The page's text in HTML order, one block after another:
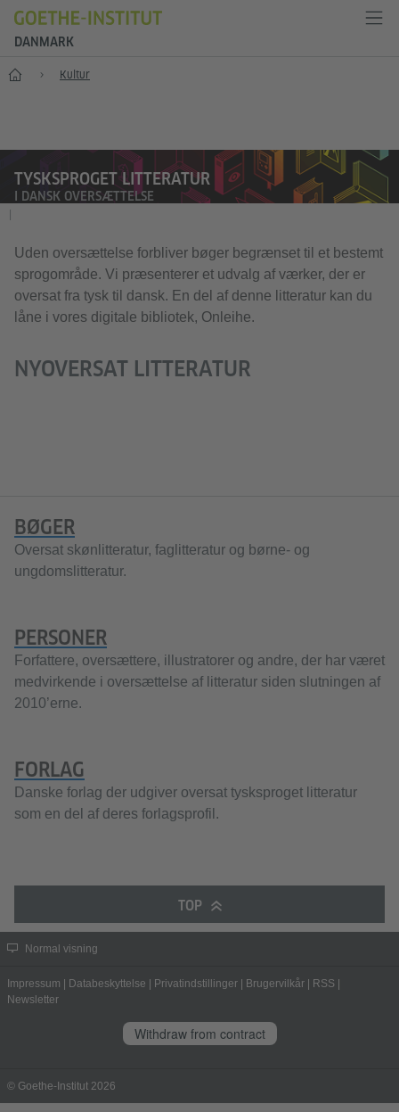
DANMARK
Start Kultur
TYSKSPROGET LITTERATUR
I DANSK OVERSÆTTELSE
Uden oversættelse forbliver bøger begrænset til et bestemt
sprogområde. Vi præsenterer et udvalg af værker, der er
oversat fra tysk til dansk. En del af denne litteratur kan du
låne i vores digitale bibliotek, Onleihe.
NYOVERSAT LITTERATUR
BØGER
Oversat skønlitteratur, faglitteratur og børne- og
ungdomslitteratur.
PERSONER
Forfattere, oversættere, illustratorer og andre, der har været
medvirkende i oversættelse af litteratur siden slutningen af
2010’erne.
FORLAG
Danske forlag der udgiver oversat tysksproget litteratur
som en del af deres forlagsprofil.
TOP
Normal visning
Impressum Databeskyttelse Privatindstillinger Brugervilkår RSS
Newsletter
Withdraw from contract
© Goethe-Institut 2026